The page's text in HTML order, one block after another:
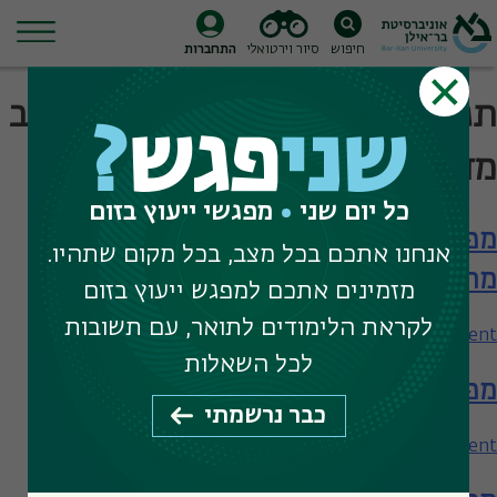
Skip
to
content
חיפוש סיור וירטואלי התחברות
תגית חיפוש:
הנדסת חשמל משולב
מדעי המוח
מפגש עם הפקולטה להנדסה – תארים
מתקדמים
Leave a Comment
on
מפגש
הפקולטה
להנדסה
מפגש עם הפקולטה להנדסה
Leave a Comment
שניפגש?
כל יום שני מפגשי ייעוץ בזום
אנחנו אתכם בכל מצב, בכל מקום שתהיו.
מזמינים אתכם למפגש ייעוץ בזום
לקראת הלימודים לתואר, עם תשובות
לכל השאלות
כבר נרשמתי